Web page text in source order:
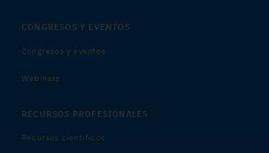
CONGRESOS Y EVENTOS
Congresos y eventos
Webinars
RECURSOS PROFESIONALES
Recursos científicos